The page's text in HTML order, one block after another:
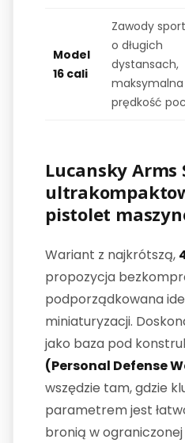
Model
16 cali
Zawody
o długich
dystansach,
maksymalna
prędkość
Lucansky Arms
pistolet
Wariant z najkrótszą,
propozycja
podporządkowana
miniaturyzacji.
jako baza pod
(Personal Defense
wszędzie tam, gdzie
parametrem jest
bronią w